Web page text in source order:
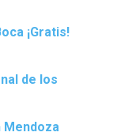
¡Gratis!
de los
Mendoza